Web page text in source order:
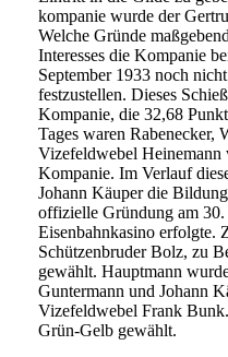
kompanie wurde der
Welche Gründe
Interesses die Kompanie
September 1933 noch
festzustellen. Dieses
Kompanie, die 32,68
Tages waren Rabenecker,
Vizefeldwebel Heinemann
Kompanie. Im Verlauf
Johann Käuper die
offizielle Gründung am 30.
Eisenbahnkasino erfolgte.
Schützenbruder Bolz, zu
gewählt. Hauptmann
Guntermann und Johann
Vizefeldwebel Frank
Grün-Gelb gewählt.